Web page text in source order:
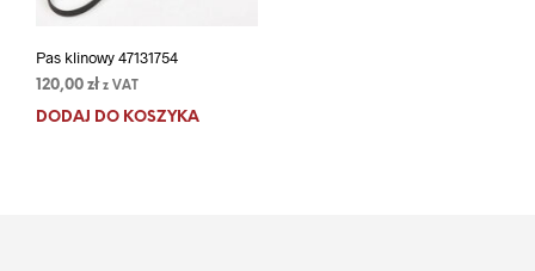
Pas klinowy 47131754
120,00 zł z VAT
DODAJ DO KOSZYKA